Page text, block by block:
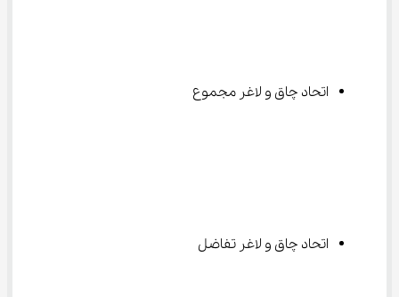
اتحاد چاق و لاغر مجموع
اتحاد چاق و لاغر تفاضل